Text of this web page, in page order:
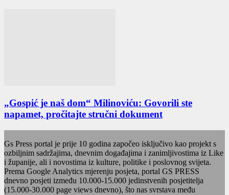
„Gospić je naš dom“ Milinoviću: Govorili ste
napamet, pročitajte stručni dokument
Gs Press portal je prije 10 godina započeo isključivo kao projekt s
ozbiljnim sadržajima, dnevnim događajima i zanimljivostima iz Like
i županije, ali i novostima iz kulture, politike i poslovnog svijeta.
Prema Google Analytics mjerenju posjeta, portal GS PRESS
dnevno posjeti između 10.000-15.000 jedinstvenih posjetitelja
(15.000-30.000 page views dnevno), što nas svrstava među